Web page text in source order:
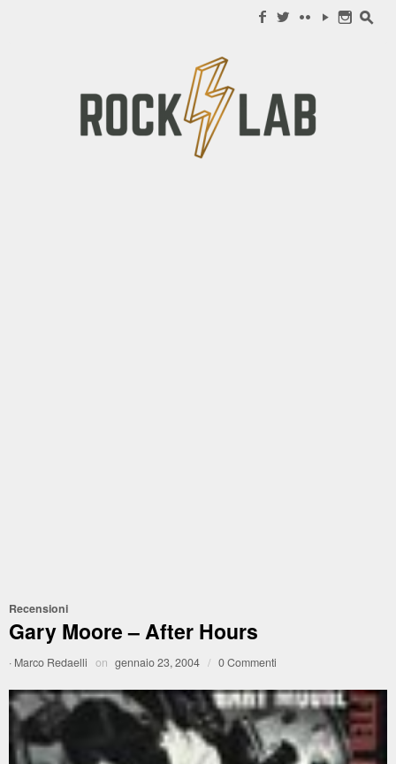
f w c y n s
Recensioni
Gary Moore – After Hours
· Marco Redaelli on gennaio 23, 2004 / 0 Commenti